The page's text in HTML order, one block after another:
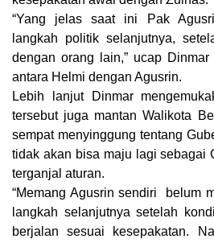
“Yang jelas saat ini Pak
langkah politik selanjutnya,
dengan orang lain,” ucap
antara Helmi dengan Agusrin.
Lebih lanjut Dinmar
tersebut juga mantan Walikota
sempat menyinggung tentang
tidak akan bisa maju lagi sebagai
terganjal aturan.
“Memang Agusrin sendiri belum
langkah selanjutnya setelah
berjalan sesuai kesepakatan.